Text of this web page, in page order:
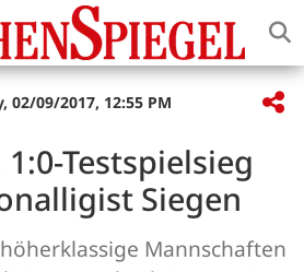
02/09/2017, 12:55 PM
1:0-Testspielsieg
Siegen
Mannschaften